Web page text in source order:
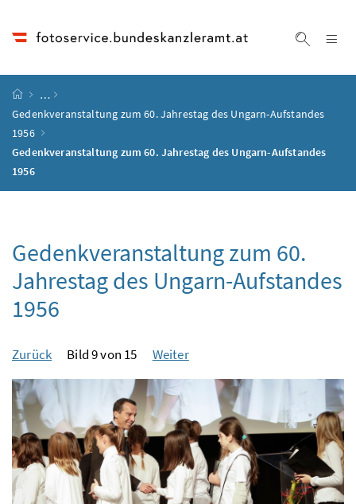
Startseite
…
Gedenkveranstaltung zum 60. Jahrestag des Ungarn-Aufstandes
1956
Gedenkveranstaltung zum 60. Jahrestag des Ungarn-Aufstandes
1956
Gedenkveranstaltung zum 60.
Jahrestag des Ungarn-Aufstandes
1956
Zurück Bild 9 von 15 Weiter